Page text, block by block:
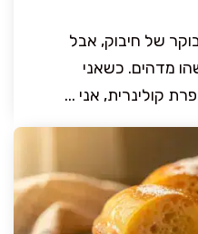
של חיבוק, אבל
מדהים. כשאני
קולינרית, אני ...